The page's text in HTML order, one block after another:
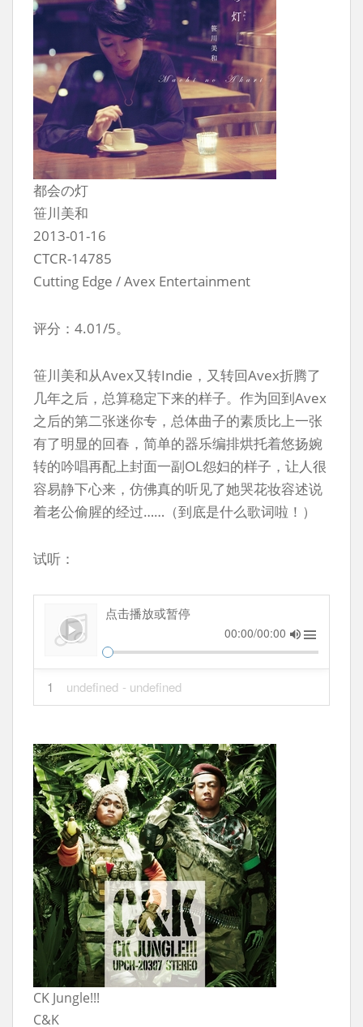
都会の灯
笹川美和
2013-01-16
CTCR-14785
Cutting Edge / Avex Entertainment
评分：4.01/5。
笹川美和从Avex又转Indie，又转回Avex折腾了
几年之后，总算稳定下来的样子。作为回到Avex
之后的第二张迷你专，总体曲子的素质比上一张
有了明显的回春，简单的器乐编排烘托着悠扬婉
转的吟唱再配上封面一副OL怨妇的样子，让人很
容易静下心来，仿佛真的听见了她哭花妆容述说
着老公偷腥的经过……（到底是什么歌词啦！）
试听：
点击播放或暂停
00:00/00:00
1 undefined - undefined
CK Jungle!!!
C&K